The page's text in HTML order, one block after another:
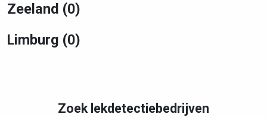
Zeeland (0)
Limburg (0)
Zoek lekdetectiebedrijven